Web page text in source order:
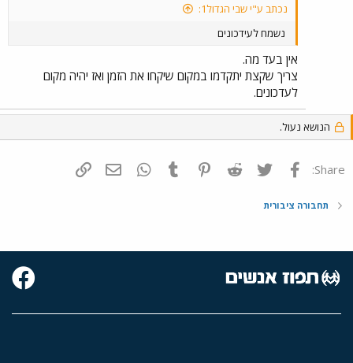
נכתב ע"י שבי הגדול1:
נשמח לעידכונים
אין בעד מה.
צריך שקצת יתקדמו במקום שיקחו את הזמן ואז יהיה מקום
לעדכונים.
הנושא נעול.
Share: פייסבוק Twitter
Reddit
Pinterest
Tumblr
WhatsAppדואר אלקטרוני
תחבורה ציבורית